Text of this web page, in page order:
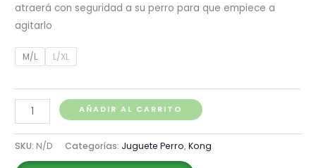
atraerá con seguridad a su perro para que empiece a
agitarlo
M/L L/XL
Kong
Shakers
Dragon
cantidad
AÑADIR AL CARRITO
SKU: N/D Categorías: Juguete Perro,Kong